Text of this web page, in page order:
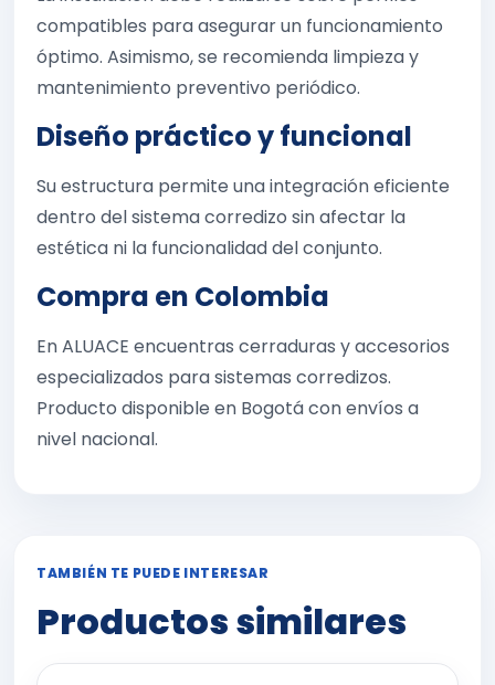
compatibles para asegurar un funcionamiento
óptimo. Asimismo, se recomienda limpieza y
mantenimiento preventivo periódico.
Diseño práctico y funcional
Su estructura permite una integración eficiente
dentro del sistema corredizo sin afectar la
estética ni la funcionalidad del conjunto.
Compra en Colombia
En ALUACE encuentras cerraduras y accesorios
especializados para sistemas corredizos.
Producto disponible en Bogotá con envíos a
nivel nacional.
TAMBIÉN TE PUEDE INTERESAR
Productos similares